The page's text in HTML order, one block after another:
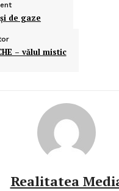
de gaze
– vălul mistic
Realitatea